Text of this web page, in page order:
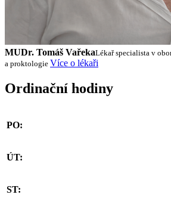
MUDr. Tomáš VařekaLékař specialista v
a proktologie Více o lékaři
Ordinační hodiny
PO:
ÚT:
ST: